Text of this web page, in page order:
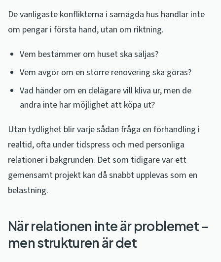
De vanligaste konflikterna i samägda hus handlar inte
om pengar i första hand, utan om riktning.
Vem bestämmer om huset ska säljas?
Vem avgör om en större renovering ska göras?
Vad händer om en delägare vill kliva ur, men de
andra inte har möjlighet att köpa ut?
Utan tydlighet blir varje sådan fråga en förhandling i
realtid, ofta under tidspress och med personliga
relationer i bakgrunden. Det som tidigare var ett
gemensamt projekt kan då snabbt upplevas som en
belastning.
När relationen inte är problemet –
men strukturen är det